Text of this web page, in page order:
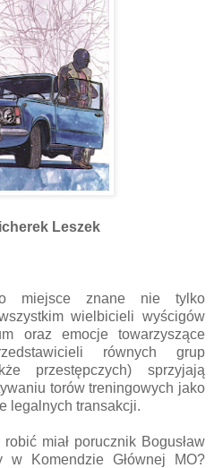
Leszek
to miejsce znane nie tylko
wielbicieli wyścigów
oraz emocje towarzyszące
równych grup
przestępczych) sprzyjają
torów treningowych jako
legalnych transakcji.
miał porucznik Bogusław
w Komendzie Głównej MO?